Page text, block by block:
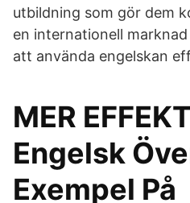
utbildning som gör dem
en internationell
att använda engelskan
MER
Engelsk
Exempel På